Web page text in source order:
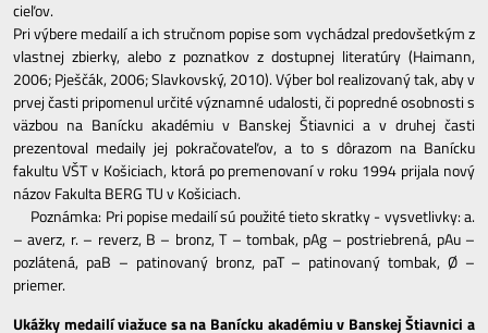
cieľov.
Pri výbere medailí a ich stručnom popise som vychádzal predovšetkým z
vlastnej zbierky, alebo z poznatkov z dostupnej literatúry (Haimann,
2006; Pješčák, 2006; Slavkovský, 2010). Výber bol realizovaný tak, aby v
prvej časti pripomenul určité významné udalosti, či popredné osobnosti s
väzbou na Banícku akadémiu v Banskej Štiavnici a v druhej časti
prezentoval medaily jej pokračovateľov, a to s dôrazom na Banícku
fakultu VŠT v Košiciach, ktorá po premenovaní v roku 1994 prijala nový
názov Fakulta BERG TU v Košiciach.
Poznámka: Pri popise medailí sú použité tieto skratky - vysvetlivky: a.
– averz, r. – reverz, B – bronz, T – tombak, pAg – postriebrená, pAu –
pozlátená, paB – patinovaný bronz, paT – patinovaný tombak, Ø –
priemer.
Ukážky medailí viažuce sa na Banícku akadémiu v Banskej Štiavnici a